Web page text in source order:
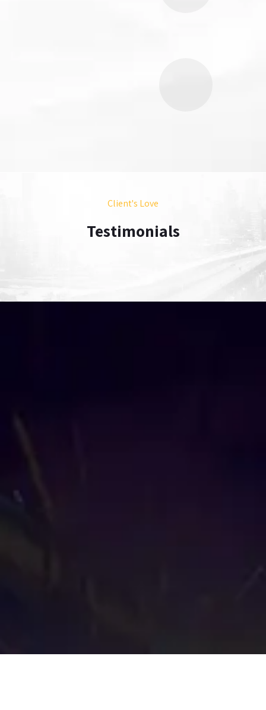
Client's Love
Testimonials​